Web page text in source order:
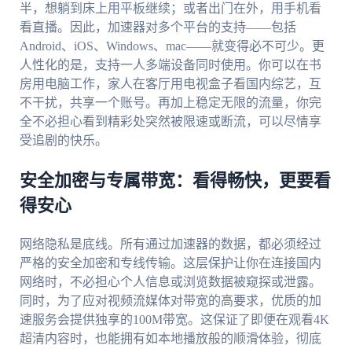
半，想躺到床上用平板继续；或者出门在外，用手机看
看直播。因此，加速器对多个平台的支持——包括
Android、iOS、Windows、mac——就变得必不可少。更
人性化的是，支持一人多端设备同时使用。你可以在书
房用电脑工作，家人在客厅用电视盒子看国内综艺，互
不干扰，共享一个账号。再加上稳定无限的流量，你完
全不必担心看到精彩处突然被限速或断流，可以尽情享
受追剧的快乐。
安全加密与专属带宽：看得畅快，更要看
得安心
网络隐私是底线。所有通过加速器的数据，都必须经过
严格的安全加密和专线传输。这层保护让你在连接国内
网络时，不必担心个人信息或浏览数据被窥探或泄露。
同时，为了应对视频流媒体对带宽的高要求，优质的加
速服务会提供独享的100M带宽。这保证了即便在观看4K
超清内容时，也能拥有如本地播放般的顺滑体验，彻底